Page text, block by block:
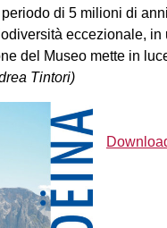
di 5 milioni di
eccezionale,
del Museo mette in
Tintori)